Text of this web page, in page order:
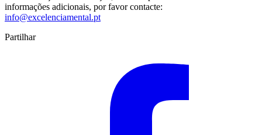
informações adicionais, por favor contacte:
info@excelenciamental.pt
Partilhar